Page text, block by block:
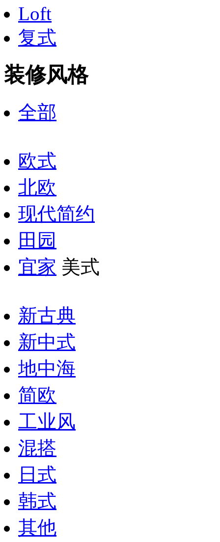
Loft
复式
装修风格
全部
欧式
北欧
现代简约
田园
宜家 美式
新古典
新中式
地中海
简欧
工业风
混搭
日式
韩式
其他